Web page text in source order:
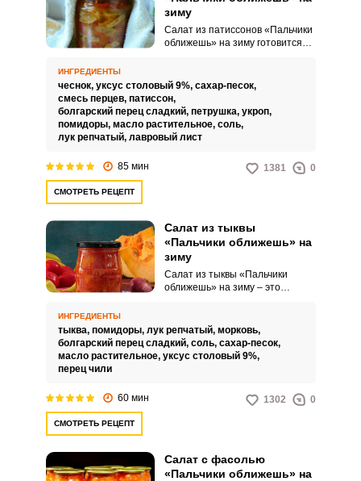
зиму
Салат из патиссонов «Пальчики
оближешь» на зиму готовится
подбирать молодые овощи с
тонкой мягкой шкуркой.
ИНГРЕДИЕНТЫ
чеснок, уксус столовый 9%, сахар-песок,
смесь перцев, патиссон,
болгарский перец сладкий, петрушка, укроп,
помидоры, масло растительное, соль,
лук репчатый, лавровый лист
85 мин 1381 0
СМОТРЕТЬ РЕЦЕПТ
Салат из тыквы
«Пальчики оближешь» на
зиму
Салат из тыквы «Пальчики
оближешь» на зиму – это
домашнего или праздничного
стола. Такое угощение порадует
не только ярким вкусом, но и
ИНГРЕДИЕНТЫ
тыква, помидоры, лук репчатый, морковь,
болгарский перец сладкий, соль, сахар-песок,
масло растительное, уксус столовый 9%,
перец чили
60 мин 1302 0
СМОТРЕТЬ РЕЦЕПТ
Салат с фасолью
«Пальчики оближешь» на